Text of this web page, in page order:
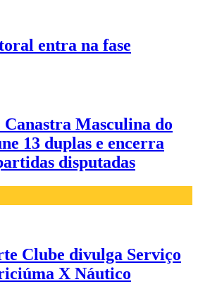
entra na fase
Canastra Masculina do
13 duplas e encerra
disputadas
Clube divulga Serviço
X Náutico